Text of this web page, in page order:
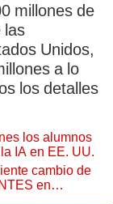
millones de
las
Unidos,
a lo
los detalles
los alumnos
IA en EE. UU.
cambio de
en